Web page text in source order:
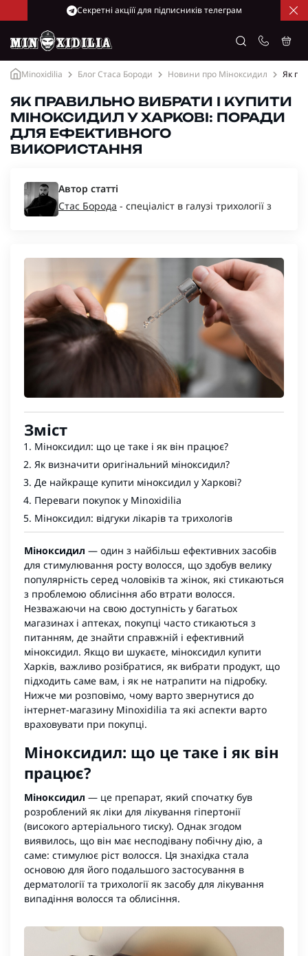
Cекретні акціїї для підписників телеграм
Minoxidilia Блог Стаса Бороди Новини про Міноксидил Як
ЯК ПРАВИЛЬНО ВИБРАТИ І КУПИТИ
МІНОКСИДИЛ У ХАРКОВІ: ПОРАДИ
ДЛЯ ЕФЕКТИВНОГО
ВИКОРИСТАННЯ
Автор статті
Стас Борода - спеціаліст в галузі трихології з
Зміст
Міноксидил: що це таке і як він працює?
Як визначити оригінальний міноксидил?
Де найкраще купити міноксидил у Харкові?
Переваги покупок у Minoxidilia
Міноксидил: відгуки лікарів та трихологів
Міноксидил — один з найбільш ефективних засобів
для стимулювання росту волосся, що здобув велику
популярність серед чоловіків та жінок, які стикаються
з проблемою облисіння або втрати волосся.
Незважаючи на свою доступність у багатьох
магазинах і аптеках, покупці часто стикаються з
питанням, де знайти справжній і ефективний
міноксидил. Якщо ви шукаєте, міноксидил купити
Харків, важливо розібратися, як вибрати продукт, що
підходить саме вам, і як не натрапити на підробку.
Нижче ми розповімо, чому варто звернутися до
інтернет-магазину Minoxidilia та які аспекти варто
враховувати при покупці.
Міноксидил: що це таке і як він
працює?
Міноксидил — це препарат, який спочатку був
розроблений як ліки для лікування гіпертонії
(високого артеріального тиску). Однак згодом
виявилось, що він має несподівану побічну дію, а
саме: стимулює ріст волосся. Ця знахідка стала
основою для його подальшого застосування в
дерматології та трихології як засобу для лікування
випадіння волосся та облисіння.